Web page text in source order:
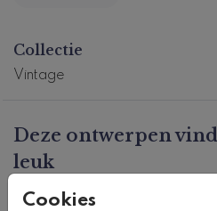
Cookies
Kaartcode: T0593-2
Collectie
Vintage
Deze ontwerpen
leuk